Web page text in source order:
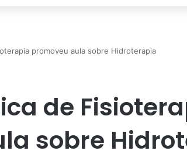
promoveu aula sobre Hidroterapia
de
sobre